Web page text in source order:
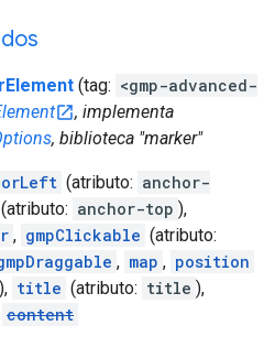
(tag: <gmp-advanced-
, implementa
, biblioteca "marker"
(atributo: anchor-
(atributo: anchor-top ),
, gmpClickable (atributo:
, map , position
), title (atributo: title ),
content